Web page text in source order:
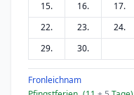
15. 16. 17.
22.
23. 24.
29.
30.
Fronleichnam